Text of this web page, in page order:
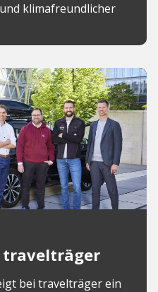
klimafreundlicher
travelträger
bei travelträger ein